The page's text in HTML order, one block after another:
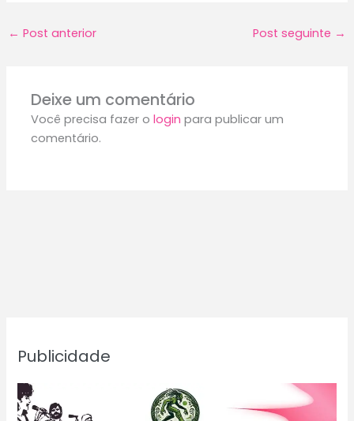
Publicidade
← Post anterior Post seguinte →
Deixe um comentário
Você precisa fazer ologin para publicar um
comentário.